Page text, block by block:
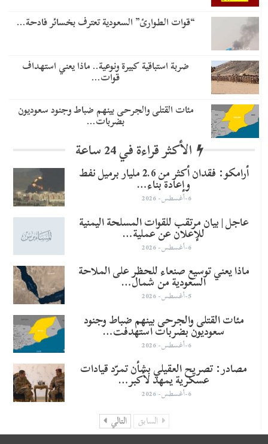
“قوات الطوارئ” السعودية تعترف بخسائر فادحة…
ضربة استباقية كبيرة ونوعية.. ماذا يعني استهداف
قوات…
مئات القتلى والجرحى بينهم ضباط وجنود سعوديون
بضربات…
الأكثر قراءة في 24 ساعة
أرامكو: فقدان أكثر من 2.6 مليار برميل نفط
وإعادة بناء…
6-أغسطس- 2026
عاجل | بيان مرتقب للقوات المسلحة اليمنية
للإعلان عن عملية…
6-أغسطس- 2026
ماذا يعني توسيع صنعاء للحظر على الملاحة
السعودية من شمال…
5-أغسطس- 2026
مئات القتلى والجرحى بينهم ضباط وجنود
سعوديون بضربات استهدفت…
6-أغسطس- 2026
مصادر: تصريح العقيلي بشأن تمرّد قيادات
عسكرية يمهد لأكبر…
6-أغسطس- 2026
السابق التالي